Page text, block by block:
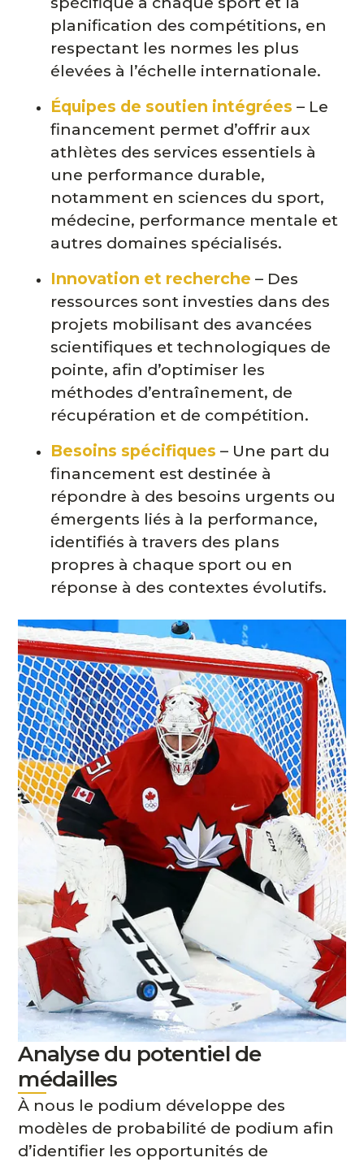
planification des compétitions, en
respectant les normes les plus
élevées à l’échelle internationale.
Équipes de soutien intégrées – Le
financement permet d’offrir aux
athlètes des services essentiels à
une performance durable,
notamment en sciences du sport,
médecine, performance mentale et
autres domaines spécialisés.
Innovation et recherche – Des
ressources sont investies dans des
projets mobilisant des avancées
scientifiques et technologiques de
pointe, afin d’optimiser les
méthodes d’entraînement, de
récupération et de compétition.
Besoins spécifiques – Une part du
financement est destinée à
répondre à des besoins urgents ou
émergents liés à la performance,
identifiés à travers des plans
propres à chaque sport ou en
réponse à des contextes évolutifs.
Analyse du potentiel de
médailles
À nous le podium développe des
modèles de probabilité de podium afin
d’identifier les opportunités de